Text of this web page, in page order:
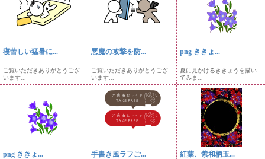
寝苦しい猛暑に...
ご覧いただきありがとうござ
います...
悪魔の攻撃を防...
ご覧いただきありがとうござ
います...
png ききょ...
夏に見かけるききょうを描い
てみま...
png ききょ... 手書き風ラフご... 紅葉、紫和柄玉...